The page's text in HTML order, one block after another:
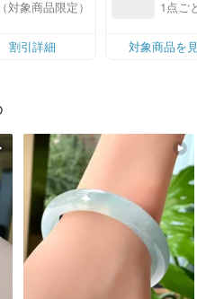
象商品限定）
割引詳細
1点ご
対象商品を